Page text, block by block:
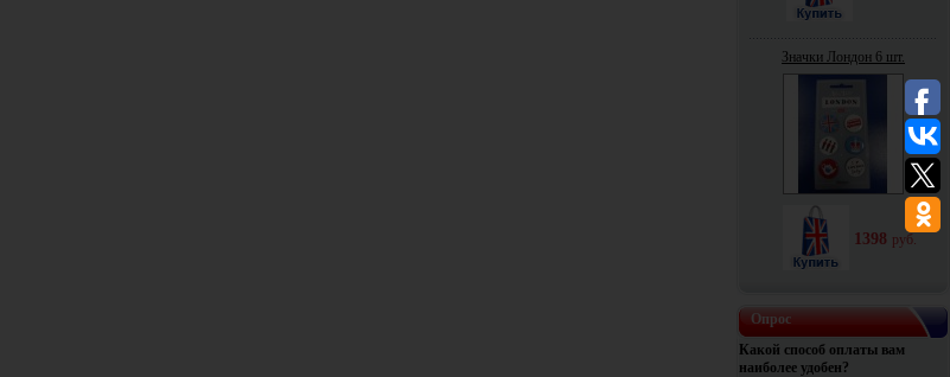
Значки Лондон 6 шт.
1398 руб.
Опрос
Какой способ оплаты вам
наиболее удобен?